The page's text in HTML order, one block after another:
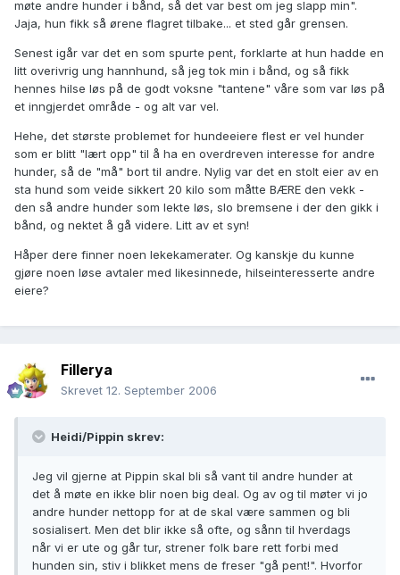
møte andre hunder i bånd, så det var best om jeg slapp min".
Jaja, hun fikk så ørene flagret tilbake... et sted går grensen.
Senest igår var det en som spurte pent, forklarte at hun hadde en
litt overivrig ung hannhund, så jeg tok min i bånd, og så fikk
hennes hilse løs på de godt voksne "tantene" våre som var løs på
et inngjerdet område - og alt var vel.
Hehe, det største problemet for hundeeiere flest er vel hunder
som er blitt "lært opp" til å ha en overdreven interesse for andre
hunder, så de "må" bort til andre. Nylig var det en stolt eier av en
sta hund som veide sikkert 20 kilo som måtte BÆRE den vekk -
den så andre hunder som lekte løs, slo bremsene i der den gikk i
bånd, og nektet å gå videre. Litt av et syn!
Håper dere finner noen lekekamerater. Og kanskje du kunne
gjøre noen løse avtaler med likesinnede, hilseinteresserte andre
eiere?
Fillerya
Skrevet 12. September 2006
Heidi/Pippin skrev:
Jeg vil gjerne at Pippin skal bli så vant til andre hunder at
det å møte en ikke blir noen big deal. Og av og til møter vi jo
andre hunder nettopp for at de skal være sammen og bli
sosialisert. Men det blir ikke så ofte, og sånn til hverdags
når vi er ute og går tur, strener folk bare rett forbi med
hunden sin, stiv i blikket mens de freser "gå pent!". Hvorfor